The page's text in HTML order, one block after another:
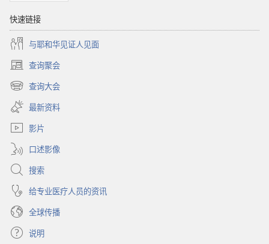
快速链接
与耶和华见证人见面
查询聚会
（打
开
新
窗
口）
查询大会
（打
开
新
窗
最新资料
影片
口述影像
搜索
给专业医疗人员的资讯
全球传播
说明